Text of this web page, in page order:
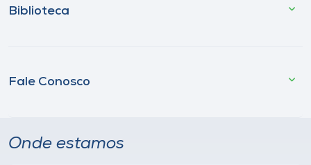
Biblioteca
Fale Conosco
Onde estamos